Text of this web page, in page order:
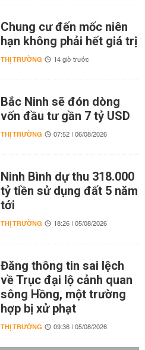
Chung cư đến mốc niên
hạn không phải hết giá trị
THỊ TRƯỜNG 14 giờ trước
Bắc Ninh sẽ đón dòng
vốn đầu tư gần 7 tỷ USD
THỊ TRƯỜNG 07:52 | 06/08/2026
Ninh Bình dự thu 318.000
tỷ tiền sử dụng đất 5 năm
tới
THỊ TRƯỜNG 18:26 | 05/08/2026
Đăng thông tin sai lệch
về Trục đại lộ cảnh quan
sông Hồng, một trường
hợp bị xử phạt
THỊ TRƯỜNG 09:36 | 05/08/2026